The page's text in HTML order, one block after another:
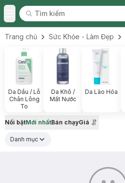
Toggle Menu
Tìm kiếm
Tìm kiếm
Trang chủ Sức Khỏe - Làm Đẹp
Da Dầu / Lỗ
Chân Lông
To
Da Khô /
Mất Nước
Da Lão Hóa
Nổi bậtMới nhấtBán chạyGiá
Danh mục